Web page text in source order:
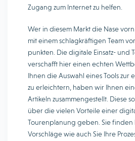
Zugang zum Internet zu helfen.
Wer in diesem Markt die Nase
mit einem schlagkräftigen Team
punkten. Die digitale Einsatz- und
verschafft hier einen echten
Ihnen die Auswahl eines Tools zur
zu erleichtern, haben wir Ihnen
Artikeln zusammengestellt. Diese
über die vielen Vorteile einer
Tourenplanung geben. Sie finden
Vorschläge wie auch Sie Ihre